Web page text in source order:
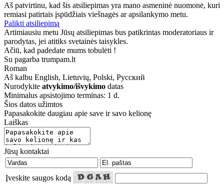
Aš patvirtinu, kad šis atsiliepimas yra mano asmeninė nuomonė, kuri
remiasi patirtais įspūdžiais viešnagės ar apsilankymo metu.
Palikti atsiliepimą
Artimiausiu metu Jūsų atsiliepimas bus patikrintas moderatoriaus ir
parodytas, jei atitiks svetainės taisykles.
Ačiū, kad padedate mums tobulėti !
Su pagarba trumpam.lt
Roman
Aš kalbu English, Lietuvių, Polski, Русский
Nurodykite atvykimo/išvykimo datas
Minimalus apsistojimo terminas: 1 d.
Šios datos užimtos
Papasakokite daugiau apie save ir savo kelionę
Laiškas
Jūsų kontaktai
Įveskite saugos kodą